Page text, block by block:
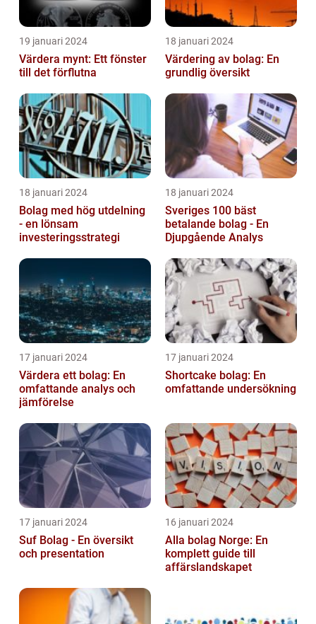
19 januari 2024
Värdera mynt: Ett fönster
till det förflutna
18 januari 2024
Värdering av bolag: En
grundlig översikt
18 januari 2024
Bolag med hög utdelning
- en lönsam
investeringsstrategi
18 januari 2024
Sveriges 100 bäst
betalande bolag - En
Djupgående Analys
17 januari 2024
Värdera ett bolag: En
omfattande analys och
jämförelse
17 januari 2024
Shortcake bolag: En
omfattande undersökning
17 januari 2024
Suf Bolag - En översikt
och presentation
16 januari 2024
Alla bolag Norge: En
komplett guide till
affärslandskapet